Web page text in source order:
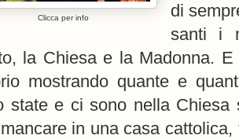
Clicca per info
di
santi i
la Chiesa e la Madonna.
mostrando quante e
state e ci sono nella Chiesa
in una casa